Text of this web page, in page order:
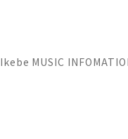
Ikebe MUSIC